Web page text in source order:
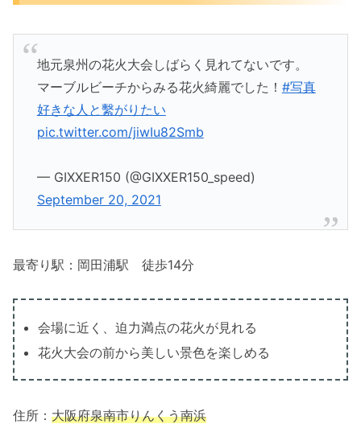
地元泉州の花火大会しばらく見れてないです。
マーブルビーチからみる花火綺麗でした！ #写真
好きな人と繫がりたい
pic.twitter.com/jiwIu82Smb
— GIXXER150 (@GIXXER150_speed)
September 20, 2021
最寄り駅：岡田浦駅 徒歩14分
会場に近く、迫力満点の花火が見れる
花火大会の前から美しい景色を楽しめる
住所： 大阪府泉南市りんくう南浜